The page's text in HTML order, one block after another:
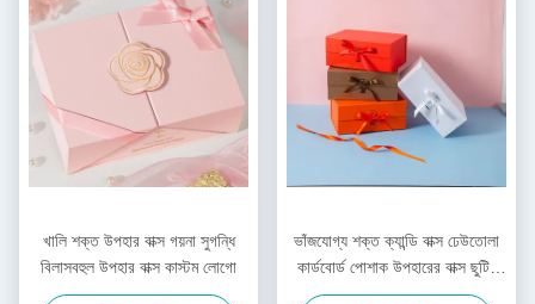
খালি শক্ত উপহার বাক্স গয়না সুগন্ধি
বিলাসবহুল উপহার বাক্স কাস্টম লোগো
ভাঁজযোগ্য শক্ত ক্যান্ডি বাক্স ঢেউতোলা
কার্ডবোর্ড পোশাক উপহারের বাক্স ছুটির
জন্য